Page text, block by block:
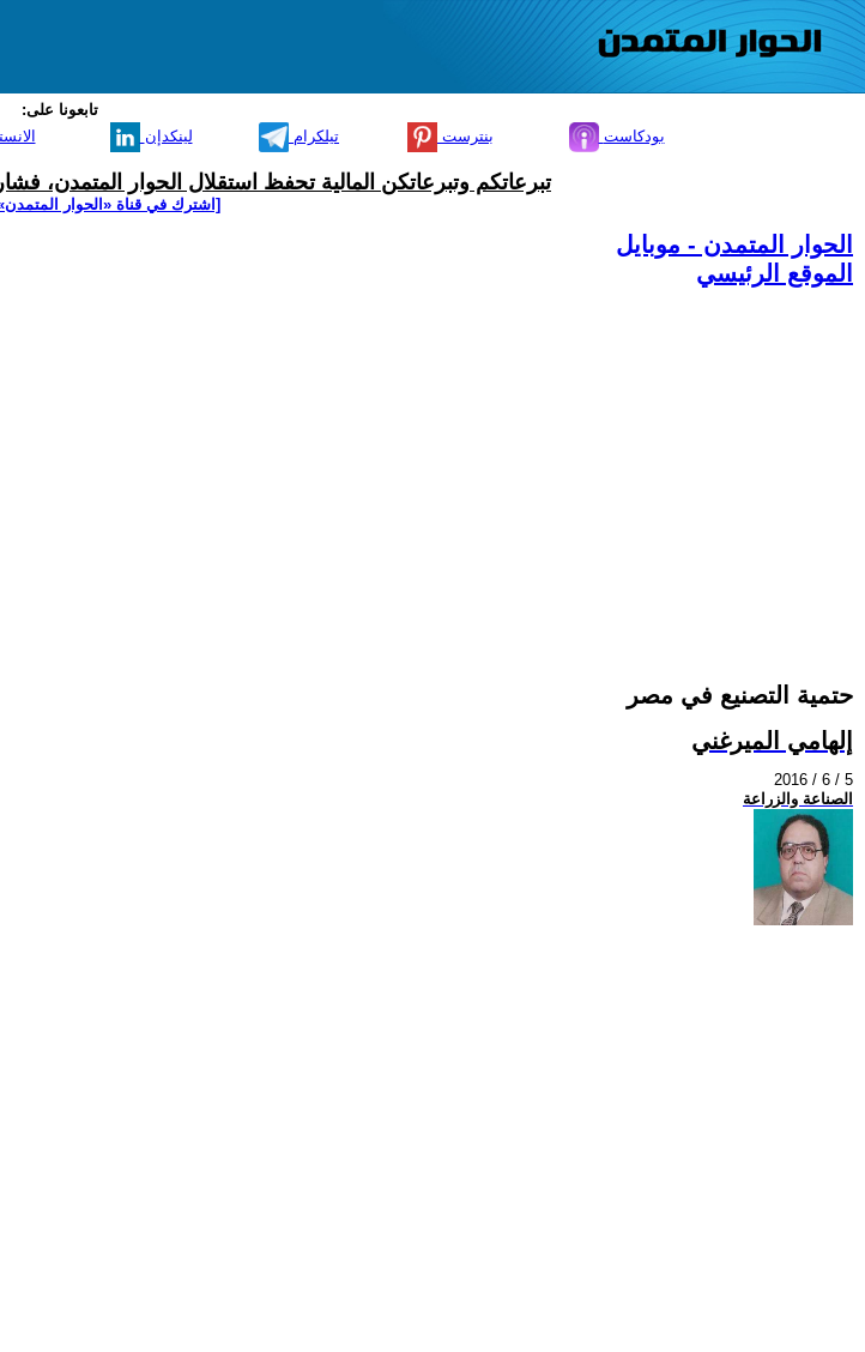
تابعونا على:
لينكدإن تيلكرام بنترست بودكاست
تبرعاتكم وتبرعاتكن المالية تحفظ استقلال الحوار المتمدن،
[اشترك في قناة ‫«الحوار
الحوار المتمدن - موبايل
الموقع الرئيسي
حتمية التصنيع في مصر
إلهامي الميرغني
2016 / 6 / 5
الصناعة والزراعة